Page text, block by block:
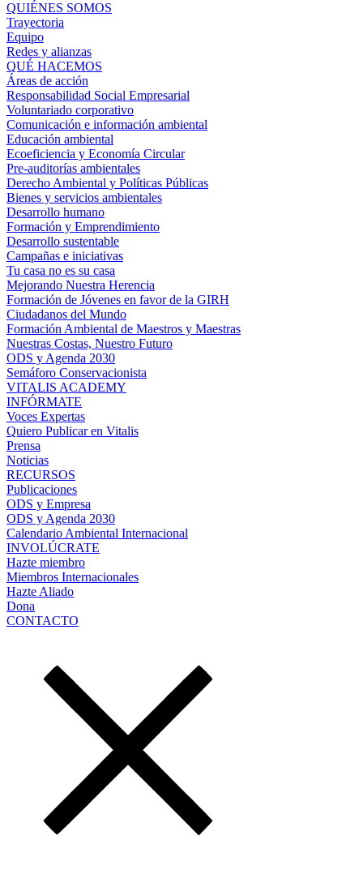
QUIÉNES SOMOS
Trayectoria
Equipo
Redes y alianzas
QUÉ HACEMOS
Áreas de acción
Responsabilidad Social Empresarial
Voluntariado corporativo
Comunicación e información ambiental
Educación ambiental
Ecoeficiencia y Economía Circular
Pre-auditorías ambientales
Derecho Ambiental y Políticas Públicas
Bienes y servicios ambientales
Desarrollo humano
Formación y Emprendimiento
Desarrollo sustentable
Campañas e iniciativas
Tu casa no es su casa
Mejorando Nuestra Herencia
Formación de Jóvenes en favor de la GIRH
Ciudadanos del Mundo
Formación Ambiental de Maestros y Maestras
Nuestras Costas, Nuestro Futuro
ODS y Agenda 2030
Semáforo Conservacionista
VITALIS ACADEMY
INFÓRMATE
Voces Expertas
Quiero Publicar en Vitalis
Prensa
Noticias
RECURSOS
Publicaciones
ODS y Empresa
ODS y Agenda 2030
Calendario Ambiental Internacional
INVOLÚCRATE
Hazte miembro
Miembros Internacionales
Hazte Aliado
Dona
CONTACTO